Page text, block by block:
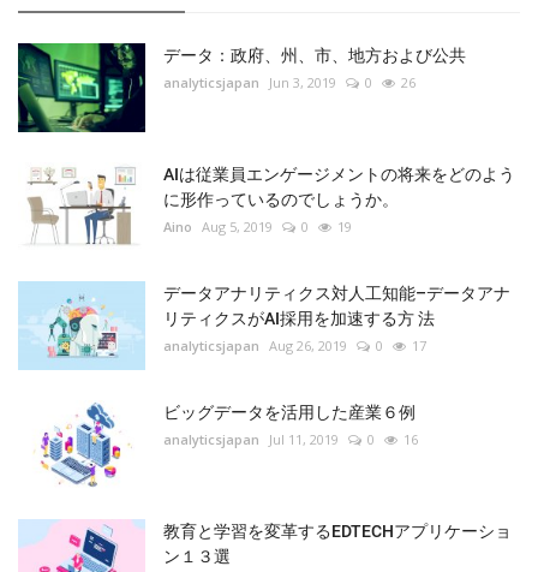
データ：政府、州、市、地方および公共
analyticsjapan Jun 3, 2019 0 26
AIは従業員エンゲージメントの将来をどのよう
に形作っているのでしょうか。
Aino Aug 5, 2019 0 19
データアナリティクス対人工知能–データアナ
リティクスがAI採用を加速する方 法
analyticsjapan Aug 26, 2019 0 17
ビッグデータを活用した産業６例
analyticsjapan Jul 11, 2019 0 16
教育と学習を変革するEDTECHアプリケーショ
ン１３選